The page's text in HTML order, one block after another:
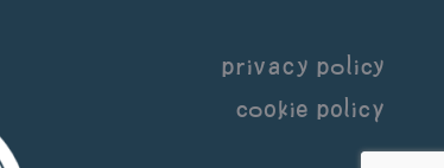
privacy policy
cookie policy